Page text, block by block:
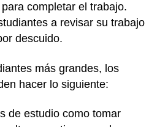
completar el trabajo.
a revisar su trabajo
descuido.
más grandes, los
hacer lo siguiente:
de estudio como tomar